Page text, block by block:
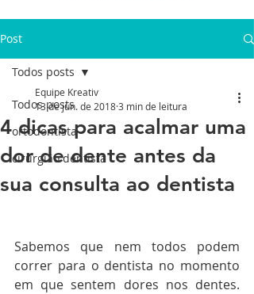
Post
Todos posts
ortodontista
cirurgião dentista
Todos posts
4 dicas para acalmar uma
dor de dente antes da
sua consulta ao dentista
Equipe Kreativ
13 de jun. de 20183 min de leitura
Sabemos que nem todos podem
correr para o dentista no momento
em que sentem dores nos dentes.